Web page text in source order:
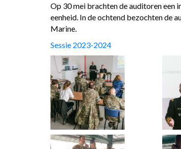
Op 30 mei brachten de auditoren een
eenheid. In de ochtend bezochten de
Marine.
Sessie 2023-2024